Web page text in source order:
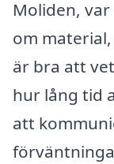
Moliden,
om
är bra att
hur lång tid
att